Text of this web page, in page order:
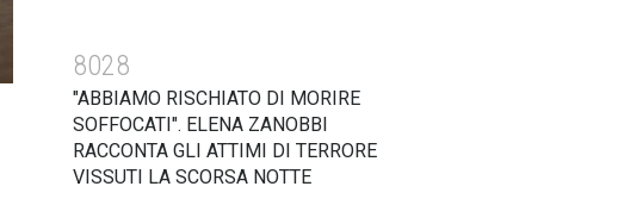
8028
"ABBIAMO RISCHIATO DI MORIRE
SOFFOCATI". ELENA ZANOBBI
RACCONTA GLI ATTIMI DI TERRORE
VISSUTI LA SCORSA NOTTE